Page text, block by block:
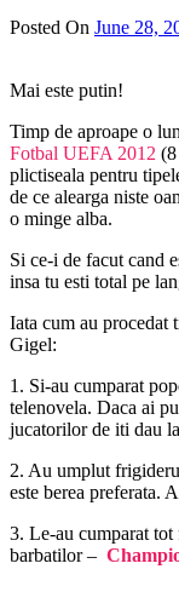
Posted On June 28,
Mai este putin!
Timp de aproape o
Fotbal UEFA 2012
plictiseala pentru
de ce alearga niste
o minge alba.
Si ce-i de facut cand
insa tu esti total pe
Iata cum au procedat
Gigel:
1. Si-au cumparat
telenovela. Daca ai
jucatorilor de iti dau
2. Au umplut
este berea preferata.
3. Le-au cumparat
barbatilor –